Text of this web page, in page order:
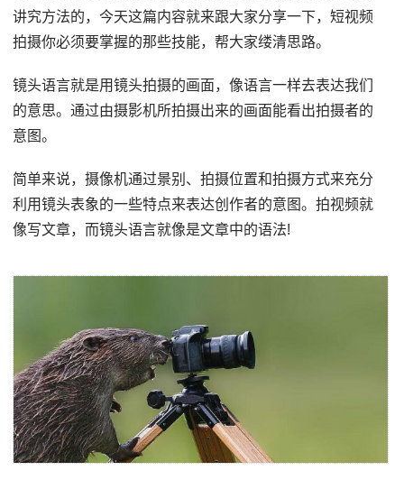
讲究方法的，今天这篇内容就来跟大家分享一下，短视频
拍摄你必须要掌握的那些技能，帮大家缕清思路。
镜头语言就是用镜头拍摄的画面，像语言一样去表达我们
的意思。通过由摄影机所拍摄出来的画面能看出拍摄者的
意图。
简单来说，摄像机通过景别、拍摄位置和拍摄方式来充分
利用镜头表象的一些特点来表达创作者的意图。拍视频就
像写文章，而镜头语言就像是文章中的语法!